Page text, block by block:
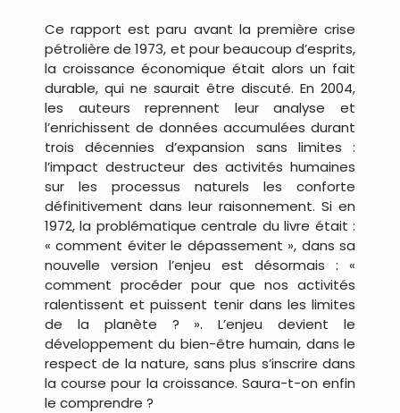
Ce rapport est paru avant la première crise
pétrolière de 1973, et pour beaucoup d’esprits,
la croissance économique était alors un fait
durable, qui ne saurait être discuté. En 2004,
les auteurs reprennent leur analyse et
l’enrichissent de données accumulées durant
trois décennies d’expansion sans limites :
l’impact destructeur des activités humaines
sur les processus naturels les conforte
définitivement dans leur raisonnement. Si en
1972, la problématique centrale du livre était :
« comment éviter le dépassement », dans sa
nouvelle version l’enjeu est désormais : «
comment procéder pour que nos activités
ralentissent et puissent tenir dans les limites
de la planète ? ». L’enjeu devient le
développement du bien-être humain, dans le
respect de la nature, sans plus s’inscrire dans
la course pour la croissance. Saura-t-on enfin
le comprendre ?